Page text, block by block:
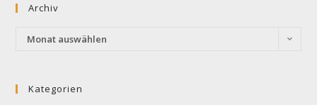
a
new
Archiv
Archiv
Monat auswählen
Kategorien